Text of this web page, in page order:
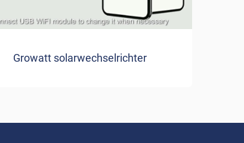
Growatt solarwechselrichter